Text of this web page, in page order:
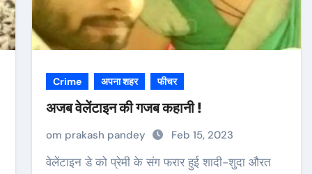
Crime अपना शहर फीचर
अजब वेलेंटाइन की गजब कहानी !
om prakash pandey Feb 15, 2023
वेलेंटाइन डे को प्रेमी के संग फरार हुई शादी-शुदा औरत